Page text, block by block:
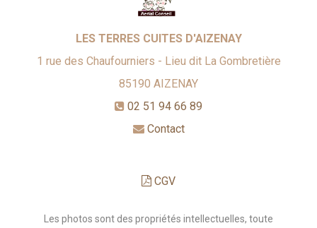
LES TERRES CUITES D'AIZENAY
1 rue des Chaufourniers - Lieu dit La Gombretière
85190 AIZENAY
02 51 94 66 89
Contact
CGV
Les photos sont des propriétés intellectuelles, toute